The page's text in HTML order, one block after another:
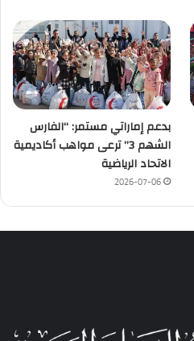
بدعم إماراتي مستمر: “الفارس
الشهم 3” ترعى مواهب أكاديمية
الاتحاد الرياضية
2026-07-06